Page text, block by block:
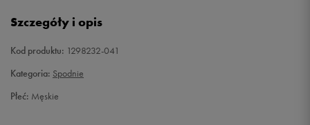
Szczegóły i opis
Kod produktu: 1298232-041
Kategoria: Spodnie
Płeć: Męskie